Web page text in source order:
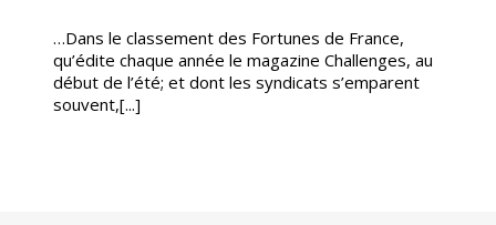
…Dans le classement des Fortunes de France,
qu’édite chaque année le magazine Challenges, au
début de l’été; et dont les syndicats s’emparent
souvent,[...]